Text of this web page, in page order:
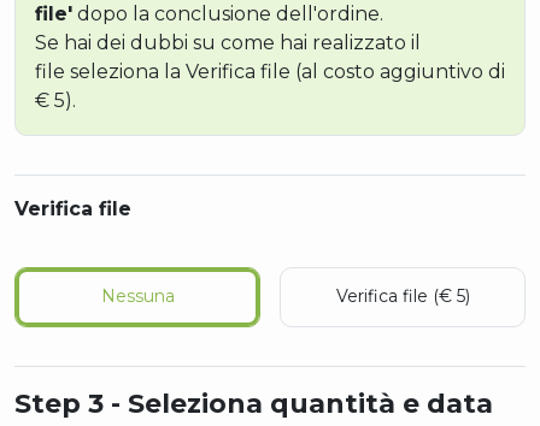
file' dopo la conclusione dell'ordine.
Se hai dei dubbi su come hai realizzato il
file seleziona la Verifica file (al costo aggiuntivo di
€ 5).
Verifica file
Nessuna Verifica file (€ 5)
Step 3 - Seleziona quantità e data